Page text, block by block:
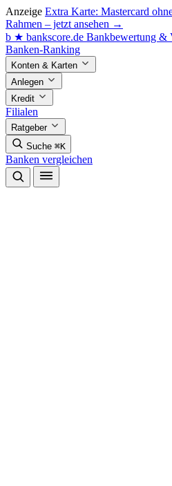
Anzeige Extra Karte: Mastercard
Rahmen – jetzt ansehen →
b ★ bankscore.de Bankbewertung &
Banken-Ranking
Konten & Karten
Anlegen
Kredit
Filialen
Ratgeber
Suche ⌘K
Banken vergleichen